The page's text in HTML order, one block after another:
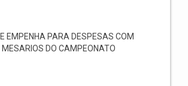
EMPENHA PARA DESPESAS COM
MESARIOS DO CAMPEONATO